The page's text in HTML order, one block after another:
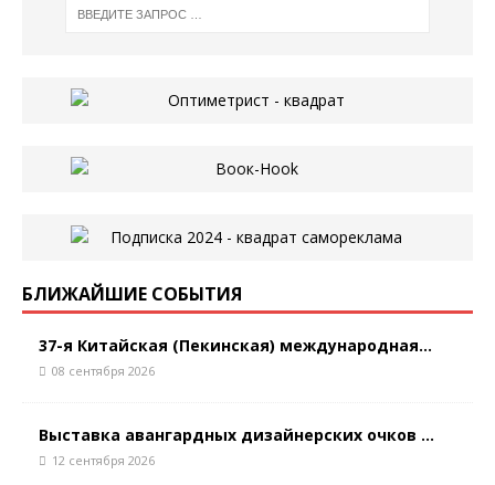
БЛИЖАЙШИЕ СОБЫТИЯ
37-я Китайская (Пекинская) международная...
08 сентября 2026
Выставка авангардных дизайнерских очков ...
12 сентября 2026